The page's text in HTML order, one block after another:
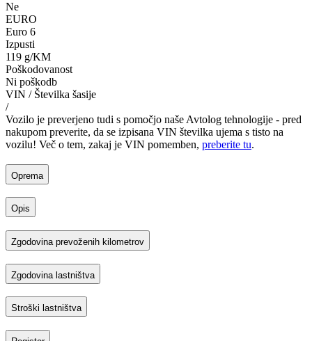
Ne
EURO
Euro 6
Izpusti
119 g/KM
Poškodovanost
Ni poškodb
VIN / Številka šasije
/
Vozilo je preverjeno tudi s pomočjo naše Avtolog tehnologije - pred
nakupom preverite, da se izpisana VIN številka ujema s tisto na
vozilu! Več o tem, zakaj je VIN pomemben, preberite tu.
Oprema
Opis
Zgodovina prevoženih kilometrov
Zgodovina lastništva
Stroški lastništva